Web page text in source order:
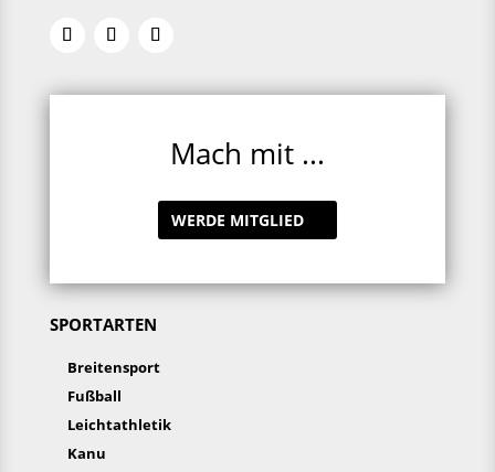
Mach mit ...
WERDE MITGLIED
SPORTARTEN
Breitensport
Fußball
Leichtathletik
Kanu